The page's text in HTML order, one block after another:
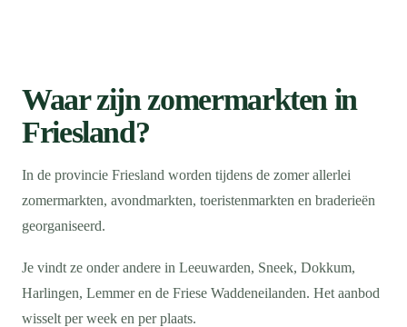
Waar zijn zomermarkten in
Friesland?
In de provincie Friesland worden tijdens de zomer allerlei
zomermarkten, avondmarkten, toeristenmarkten en braderieën
georganiseerd.
Je vindt ze onder andere in Leeuwarden, Sneek, Dokkum,
Harlingen, Lemmer en de Friese Waddeneilanden. Het aanbod
wisselt per week en per plaats.